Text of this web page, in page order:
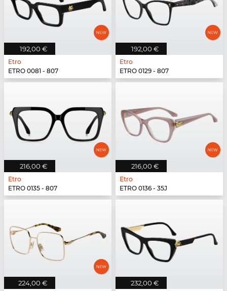
192,00 €
Etro
ETRO 0081 - 807
192,00 €
Etro
ETRO 0129 - 807
216,00 €
Etro
ETRO 0135 - 807
216,00 €
Etro
ETRO 0136 - 35J
224,00 € 232,00 €